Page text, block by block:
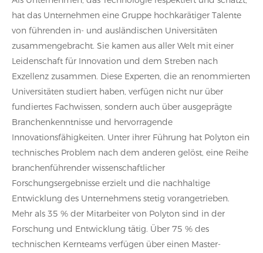
hat das Unternehmen eine Gruppe hochkarätiger Talente
von führenden in- und ausländischen Universitäten
zusammengebracht. Sie kamen aus aller Welt mit einer
Leidenschaft für Innovation und dem Streben nach
Exzellenz zusammen. Diese Experten, die an renommierten
Universitäten studiert haben, verfügen nicht nur über
fundiertes Fachwissen, sondern auch über ausgeprägte
Branchenkenntnisse und hervorragende
Innovationsfähigkeiten. Unter ihrer Führung hat Polyton ein
technisches Problem nach dem anderen gelöst, eine Reihe
branchenführender wissenschaftlicher
Forschungsergebnisse erzielt und die nachhaltige
Entwicklung des Unternehmens stetig vorangetrieben.
Mehr als 35 % der Mitarbeiter von Polyton sind in der
Forschung und Entwicklung tätig. Über 75 % des
technischen Kernteams verfügen über einen Master-